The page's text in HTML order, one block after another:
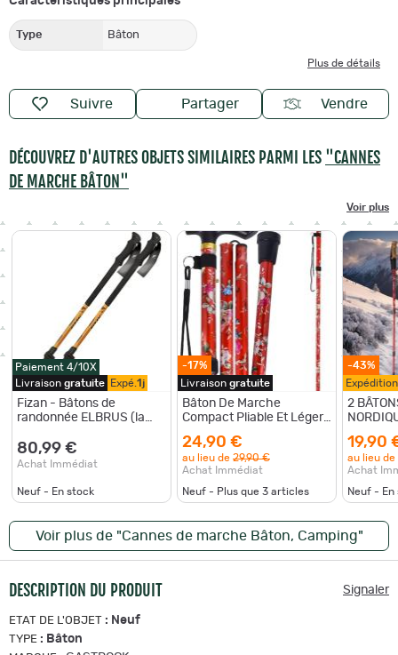
Type Bâton
Plus de détails
Suivre Partager Vendre
DÉCOUVREZ D'AUTRES OBJETS SIMILAIRES PARMI LES "CANNES
DE MARCHE BÂTON"
Voir plus
Paiement 4/10X
Livraison gratuite Expé. 1j
Fizan - Bâtons de
randonnée ELBRUS (la
80,99 €
Achat Immédiat
Neuf - En stock
-17%
Livraison gratuite
Bâton De Marche
Compact Pliable Et Léger
Réglable 84-95 cm
24,90 €
au lieu de 29,90 €
Achat Immédiat
Neuf - Plus que 3 articles
-43%
2
STEP
ANTI-
19,90
au lieu de
Achat
Neuf - En
Voir plus de "Cannes de marche Bâton, Camping"
DESCRIPTION DU PRODUIT Signaler
ETAT DE L'OBJET : Neuf
TYPE : Bâton